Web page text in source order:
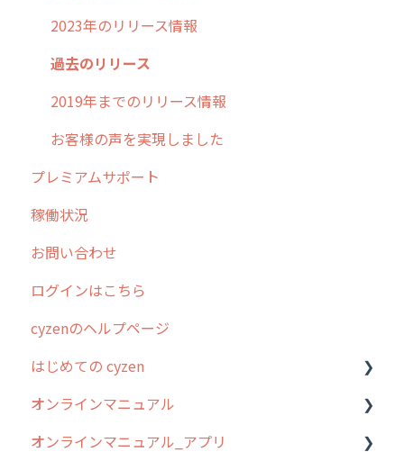
2023年のリリース情報
過去のリリース
2019年までのリリース情報
お客様の声を実現しました
プレミアムサポート
稼働状況
お問い合わせ
ログインはこちら
cyzenのヘルプページ
はじめての cyzen
0. はじめてのcyzenの使い方
1. cyzenについて知ろう
オンラインマニュアル
管理サイトの使い始め
オンラインマニュアル_アプリ